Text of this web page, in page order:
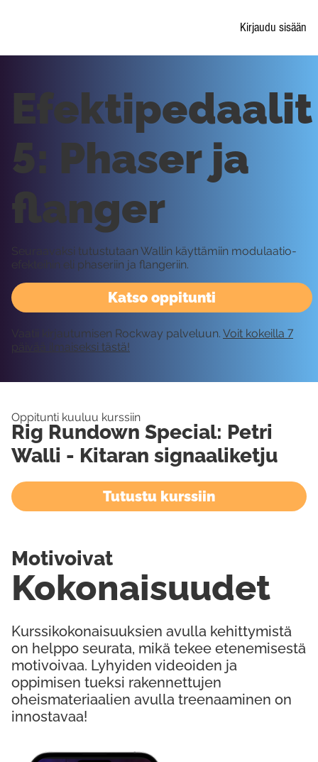
Kirjaudu sisään
Katso oppitunti
Efektipedaalit
5: Phaser ja
flanger
Seuraavaksi tutustutaan Wallin käyttämiin modulaatio-
efekteihin eli phaseriin ja flangeriin.
Vaatii kirjautumisen Rockway palveluun. Voit kokeilla 7
päivää ilmaiseksi tästä!
Oppitunti kuuluu kurssiin
Rig Rundown Special: Petri
Walli - Kitaran signaaliketju
Tutustu kurssiin
Kurssikokonaisuuksien avulla kehittymistä
on helppo seurata, mikä tekee etenemisestä
motivoivaa. Lyhyiden videoiden ja
oppimisen tueksi rakennettujen
oheismateriaalien avulla treenaaminen on
innostavaa!
Kokonaisuudet
Motivoivat